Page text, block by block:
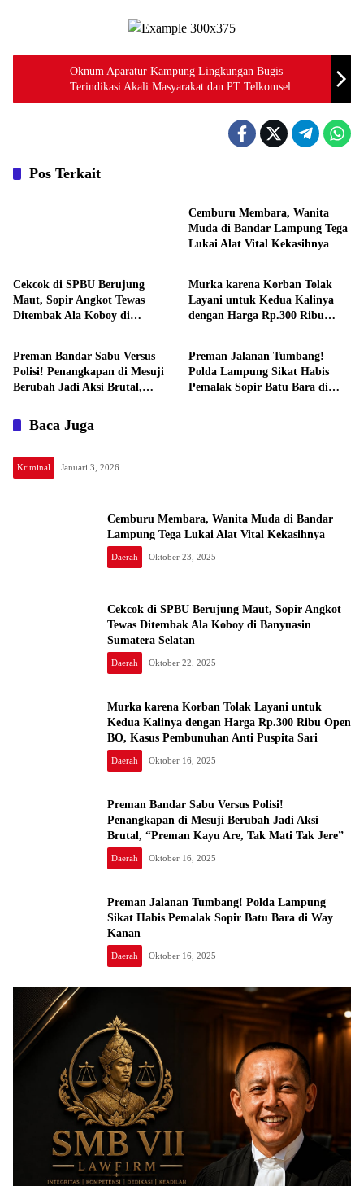
Oknum Aparatur Kampung Lingkungan Bugis
Terindikasi Akali Masyarakat dan PT Telkomsel
Pos Terkait
Cemburu Membara, Wanita
Muda di Bandar Lampung Tega
Lukai Alat Vital Kekasihnya
Cekcok di SPBU Berujung
Maut, Sopir Angkot Tewas
Ditembak Ala Koboy di
Daerah
Murka karena Korban Tolak
Layani untuk Kedua Kalinya
dengan Harga Rp.300 Ribu
Daerah
Preman Bandar Sabu Versus
Polisi! Penangkapan di Mesuji
Berubah Jadi Aksi Brutal,
Tak Jere”
Daerah
Preman Jalanan Tumbang!
Polda Lampung Sikat Habis
Pemalak Sopir Batu Bara di
Baca Juga
Kriminal Januari 3, 2026
Cemburu Membara, Wanita Muda di Bandar
Lampung Tega Lukai Alat Vital Kekasihnya
Daerah Oktober 23, 2025
Cekcok di SPBU Berujung Maut, Sopir Angkot
Tewas Ditembak Ala Koboy di Banyuasin
Sumatera Selatan
Daerah Oktober 22, 2025
Murka karena Korban Tolak Layani untuk
Kedua Kalinya dengan Harga Rp.300 Ribu Open
BO, Kasus Pembunuhan Anti Puspita Sari
Daerah Oktober 16, 2025
Preman Bandar Sabu Versus Polisi!
Penangkapan di Mesuji Berubah Jadi Aksi
Brutal, “Preman Kayu Are, Tak Mati Tak Jere”
Daerah Oktober 16, 2025
Preman Jalanan Tumbang! Polda Lampung
Sikat Habis Pemalak Sopir Batu Bara di Way
Kanan
Daerah Oktober 16, 2025